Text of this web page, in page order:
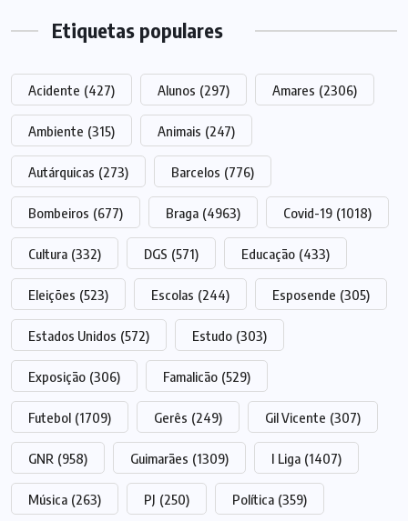
Etiquetas populares
Acidente (427) Alunos (297) Amares (2306)
Ambiente (315) Animais (247)
Autárquicas (273) Barcelos (776)
Bombeiros (677) Braga (4963) Covid-19 (1018)
Cultura (332) DGS (571) Educação (433)
Eleições (523) Escolas (244) Esposende (305)
Estados Unidos (572) Estudo (303)
Exposição (306) Famalicão (529)
Futebol (1709) Gerês (249) Gil Vicente (307)
GNR (958) Guimarães (1309) I Liga (1407)
Música (263) PJ (250) Política (359)